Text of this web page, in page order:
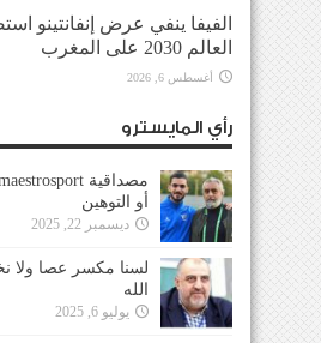
الفيفا ينفي عرض إنفانتينو
العالم 2030 على المغرب
أغسطس 6, 2026
رأي المايسترو
أو التوهين
ديسمبر 22, 2025
لسنا مكسر عصا ولا
الله
يوليو 6, 2025